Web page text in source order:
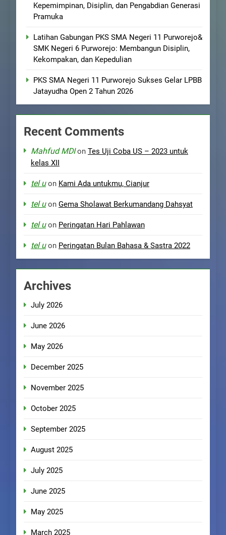
Kepemimpinan, Disiplin, dan Pengabdian Generasi
Pramuka
Latihan Gabungan PKS SMA Negeri 11 Purworejo&
SMK Negeri 6 Purworejo: Membangun Disiplin,
Kekompakan, dan Kepedulian
PKS SMA Negeri 11 Purworejo Sukses Gelar LPBB
Jatayudha Open 2 Tahun 2026
Recent Comments
Mahfud MDIon Tes Uji Coba US – 2023 untuk
kelas XII
tel uon Kami Ada untukmu, Cianjur
tel uon Gema Sholawat Berkumandang Dahsyat
tel uon Peringatan Hari Pahlawan
tel uon Peringatan Bulan Bahasa & Sastra 2022
Archives
July 2026
June 2026
May 2026
December 2025
November 2025
October 2025
September 2025
August 2025
July 2025
June 2025
May 2025
March 2025